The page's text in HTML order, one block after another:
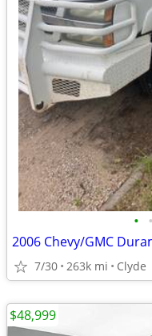
• •
2006 Chevy/GMC
7/30 263k mi Clyde
$48,999